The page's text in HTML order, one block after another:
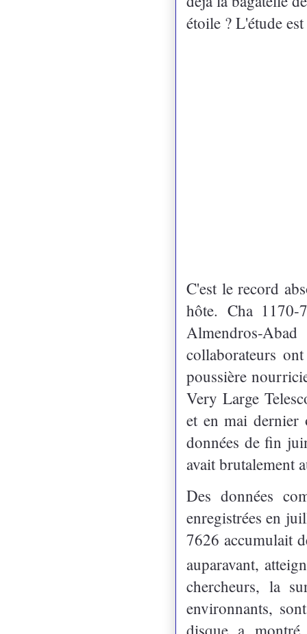
étoile ? L'étude
C'est le record
hôte.Cha
Almendros-
collaborateurs
poussière
Very Large
et en mai dernier
données de fin
avait brutalement
Des données
enregistrées en
7626 accumulait
auparavant,
chercheurs, la
environnants,